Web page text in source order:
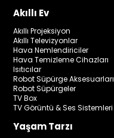
Akıllı Ev
Akıllı Projeksiyon
Akıllı Televizyonlar
Hava Nemlendiriciler
Hava Temizleme Cihazları
Isıtıcılar
Robot Süpürge Aksesuarları
Robot Süpürgeler
TV Box
TV Görüntü & Ses Sistemleri
Yaşam Tarzı